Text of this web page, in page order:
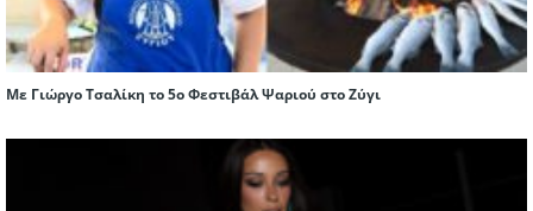
Με Γιώργο Τσαλίκη το 5ο Φεστιβάλ Ψαριού στο Ζύγι